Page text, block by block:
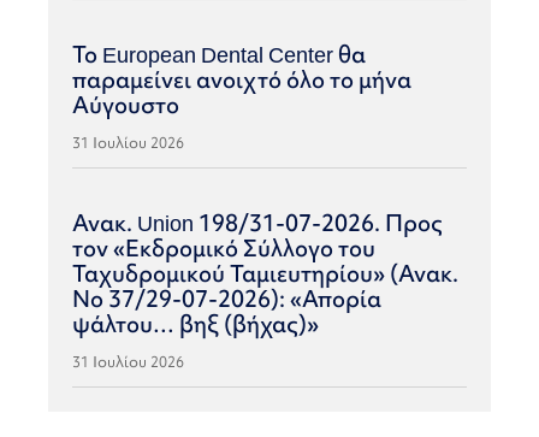
Το European Dental Center θα
παραμείνει ανοιχτό όλο το μήνα
Αύγουστο
31 Ιουλίου 2026
Ανακ. Union 198/31-07-2026. Προς
τον «Εκδρομικό Σύλλογο του
Ταχυδρομικού Ταμιευτηρίου» (Ανακ.
Νο 37/29-07-2026): «Απορία
ψάλτου… βηξ (βήχας)»
31 Ιουλίου 2026